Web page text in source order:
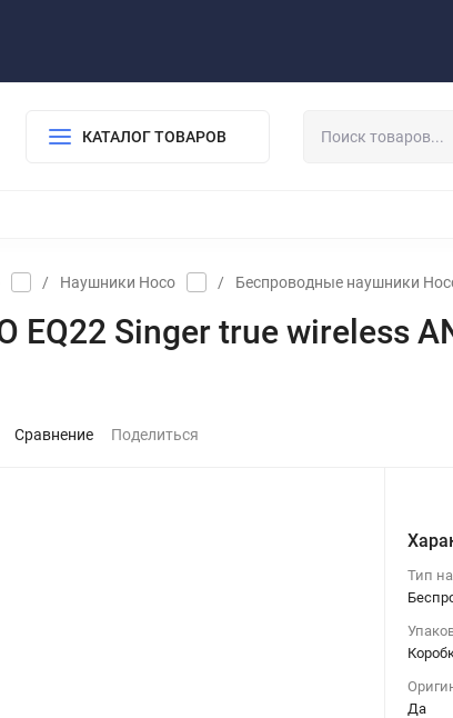
КАТАЛОГ ТОВАРОВ
/ Наушники Hoco / Беспроводные наушники
EQ22 Singer true wireless
Сравнение Поделиться
Тип
Да